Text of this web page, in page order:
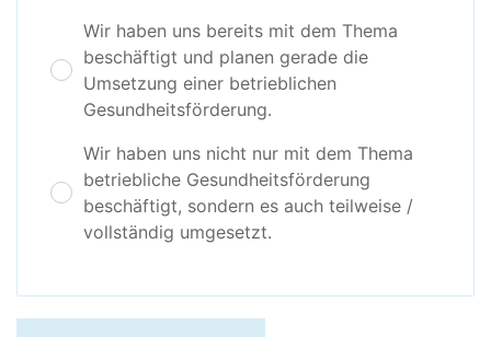
Wir haben uns bereits mit dem Thema
beschäftigt und planen gerade die
Umsetzung einer betrieblichen
Gesundheitsförderung.
Wir haben uns nicht nur mit dem Thema
betriebliche Gesundheitsförderung
beschäftigt, sondern es auch teilweise /
vollständig umgesetzt.